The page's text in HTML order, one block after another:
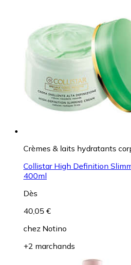
Crèmes & laits hydratants
Collistar High Definition
400ml
Dès
40,05 €
chez Notino
+2 marchands